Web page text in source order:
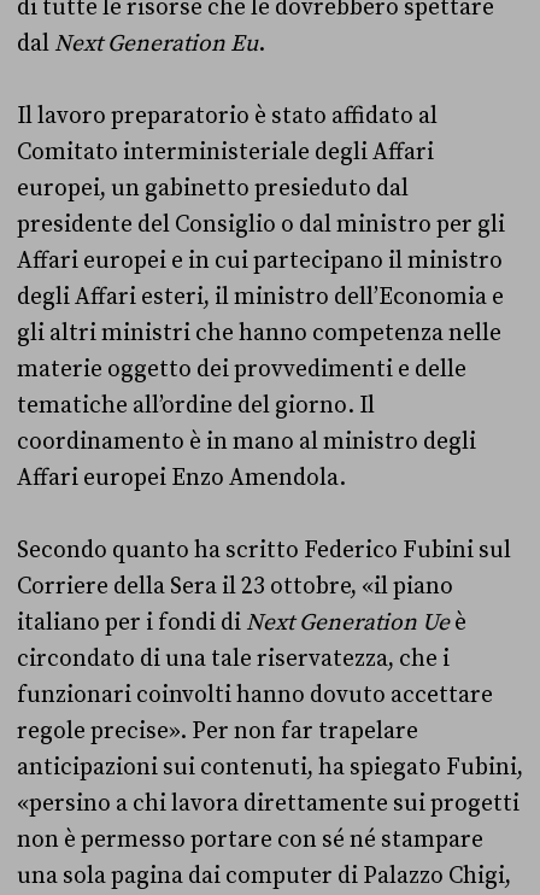
di tutte le risorse che le dovrebbero spettare
dal Next Generation Eu.
Il lavoro preparatorio è stato affidato al
Comitato interministeriale degli Affari
europei, un gabinetto presieduto dal
presidente del Consiglio o dal ministro per gli
Affari europei e in cui partecipano il ministro
degli Affari esteri, il ministro dell’Economia e
gli altri ministri che hanno competenza nelle
materie oggetto dei provvedimenti e delle
tematiche all’ordine del giorno. Il
coordinamento è in mano al ministro degli
Affari europei Enzo Amendola.
Secondo quanto ha scritto Federico Fubini sul
Corriere della Sera il 23 ottobre, «il piano
italiano per i fondi di Next Generation Ueè
circondato di una tale riservatezza, che i
funzionari coinvolti hanno dovuto accettare
regole precise». Per non far trapelare
anticipazioni sui contenuti, ha spiegato Fubini,
«persino a chi lavora direttamente sui progetti
non è permesso portare con sé né stampare
una sola pagina dai computer di Palazzo Chigi,